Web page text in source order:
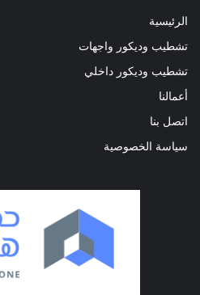
الرئيسية
تشطيب وديكور واجهات
تشطيب وديكور داخلي
أعمالنا
اتصل بنا
سياسة الخصوصية